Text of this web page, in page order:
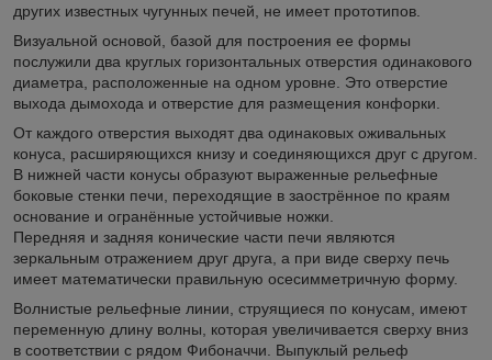
других известных чугунных печей, не имеет прототипов.
Визуальной основой, базой для построения ее формы
послужили два круглых горизонтальных отверстия одинакового
диаметра, расположенные на одном уровне. Это отверстие
выхода дымохода и отверстие для размещения конфорки.
От каждого отверстия выходят два одинаковых оживальных
конуса, расширяющихся книзу и соединяющихся друг с другом.
В нижней части конусы образуют выраженные рельефные
боковые стенки печи, переходящие в заострённое по краям
основание и огранённые устойчивые ножки.
Передняя и задняя конические части печи являются
зеркальным отражением друг друга, а при виде сверху печь
имеет математически правильную осесимметричную форму.
Волнистые рельефные линии, струящиеся по конусам, имеют
переменную длину волны, которая увеличивается сверху вниз
в соответствии с рядом Фибоначчи. Выпуклый рельеф